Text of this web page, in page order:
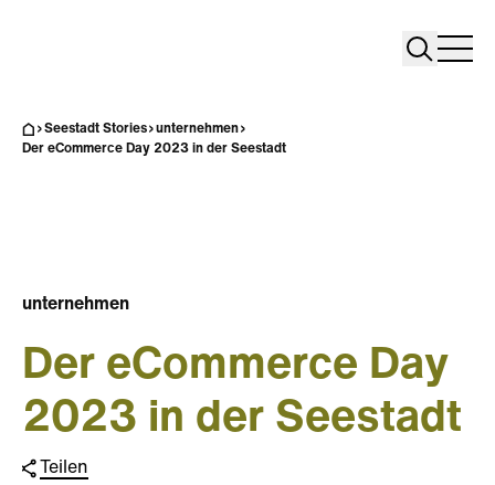
Search
Seestadt Stories
unternehmen
Der eCommerce Day 2023 in der Seestadt
unternehmen
Der eCommerce Day
2023 in der Seestadt
Teilen